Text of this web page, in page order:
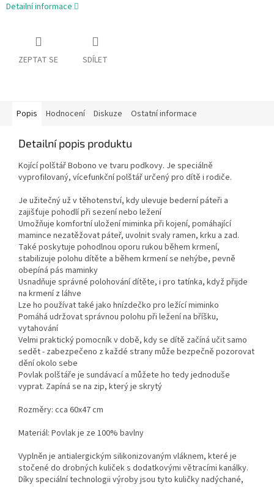
Detailní informace
ZEPTAT SE SDÍLET
Popis Hodnocení Diskuze Ostatní informace
Detailní popis produktu
Kojící polštář Bobono ve tvaru podkovy. Je speciálně
vyprofilovaný, vícefunkční polštář určený pro dítě i rodiče.
Je užitečný už v těhotenství, kdy ulevuje bederní páteři a
zajišťuje pohodlí při sezení nebo ležení
Umožňuje komfortní uložení miminka při kojení, pomáhající
mamince nezatěžovat páteř, uvolnit svaly ramen, krku a zad.
Také poskytuje pohodlnou oporu rukou během krmení,
stabilizuje polohu dítěte a během krmení se nehýbe, pevně
obepíná pás maminky
Usnadňuje správné polohování dítěte, i pro tatínka, když přijde
na krmení z láhve
Lze ho používat také jako hnízdečko pro ležící miminko
Pomáhá udržovat správnou polohu při ležení na bříšku,
vytahování
Velmi praktický pomocník v době, kdy se dítě začíná učit samo
sedět - zabezpečeno z každé strany může bezpečně pozorovat
dění okolo sebe
Povlak polštáře je sundávací a můžete ho tedy jednoduše
vyprat. Zapíná se na zip, který je skrytý
Rozměry: cca 60x47 cm
Materiál: Povlak je ze 100% bavlny
Vyplněn je antialergickým silikonizovaným vláknem, které je
stočené do drobných kuliček s dodatkovými větracími kanálky.
Díky speciální technologii výroby jsou tyto kuličky nadýchané,